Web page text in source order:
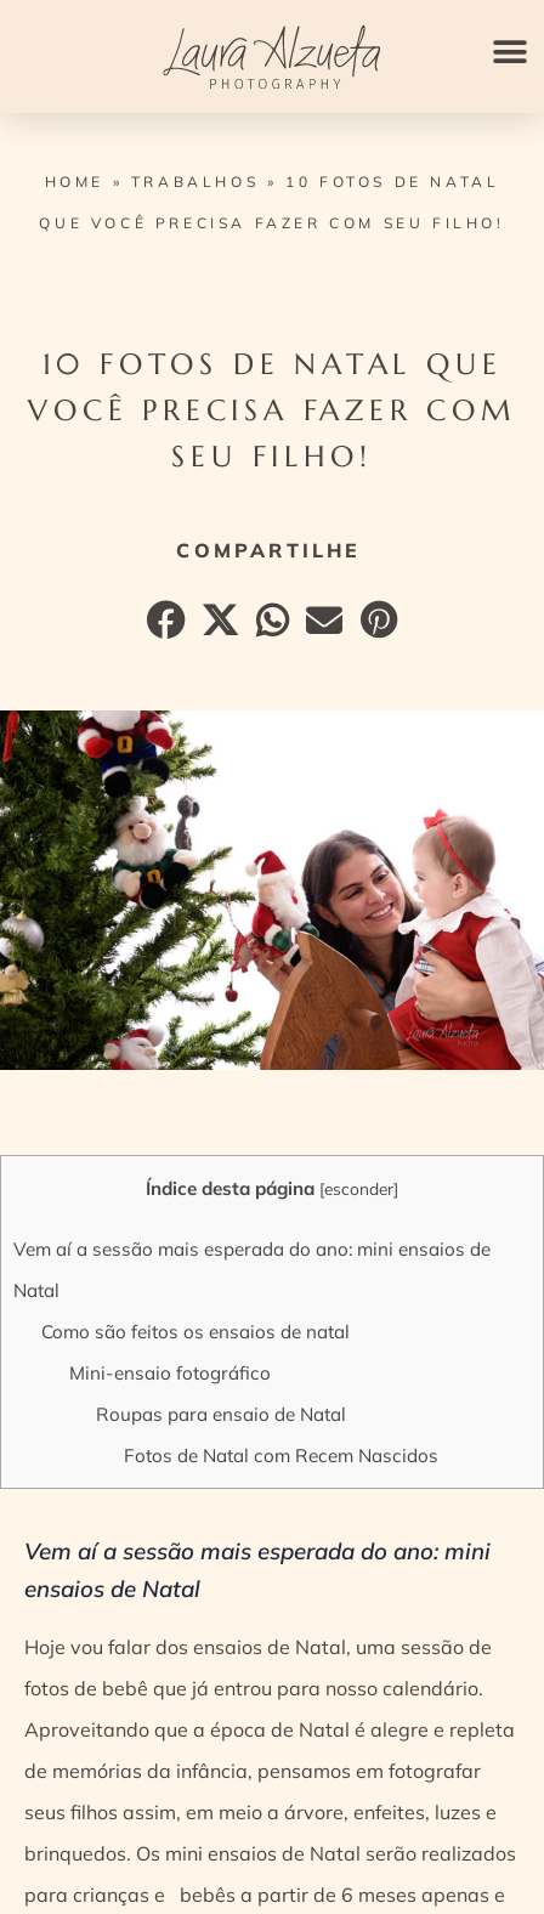
HOME » TRABALHOS » 10 FOTOS DE NATAL
QUE VOCÊ PRECISA FAZER COM SEU FILHO!
10 FOTOS DE NATAL QUE
VOCÊ PRECISA FAZER COM
SEU FILHO!
Índice desta página [esconder]
Vem aí a sessão mais esperada do ano: mini ensaios de
Natal
Como são feitos os ensaios de natal
Mini-ensaio fotográfico
Roupas para ensaio de Natal
Fotos de Natal com Recem Nascidos
Vem aí a sessão mais esperada do ano: mini
ensaios de Natal
Hoje vou falar dos ensaios de Natal, uma sessão de
fotos de bebê que já entrou para nosso calendário.
Aproveitando que a época de Natal é alegre e repleta
de memórias da infância, pensamos em fotografar
seus filhos assim, em meio a árvore, enfeites, luzes e
brinquedos. Os mini ensaios de Natal serão realizados
para crianças e bebês a partir de 6 meses apenas e